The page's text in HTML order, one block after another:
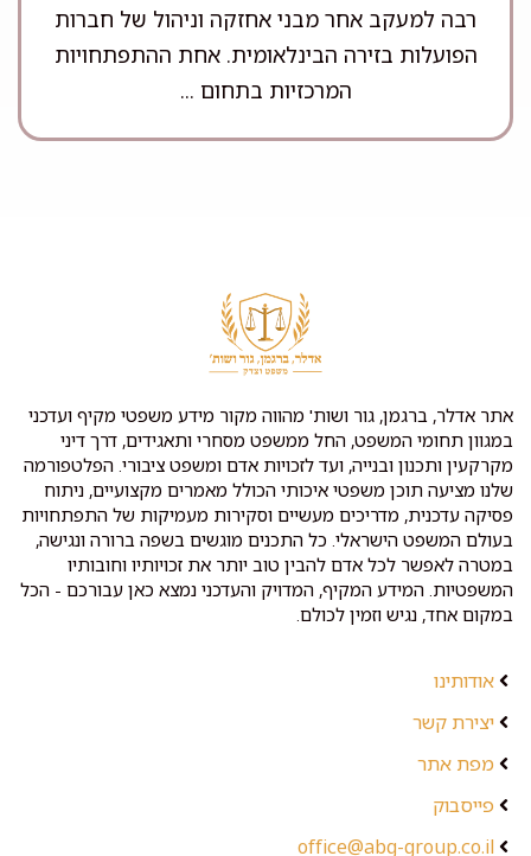
רבה למעקב אחר מבני אחזקה וניהול של חברות
הפועלות בזירה הבינלאומית. אחת ההתפתחויות
המרכזיות בתחום ...
אתר אדלר, ברגמן, גור ושות' מהווה מקור מידע משפטי מקיף ועדכני
במגוון תחומי המשפט, החל ממשפט מסחרי ותאגידים, דרך דיני
מקרקעין ותכנון ובנייה, ועד לזכויות אדם ומשפט ציבורי. הפלטפורמה
שלנו מציעה תוכן משפטי איכותי הכולל מאמרים מקצועיים, ניתוח
פסיקה עדכנית, מדריכים מעשיים וסקירות מעמיקות של התפתחויות
בעולם המשפט הישראלי. כל התכנים מוגשים בשפה ברורה ונגישה,
במטרה לאפשר לכל אדם להבין טוב יותר את זכויותיו וחובותיו
המשפטיות. המידע המקיף, המדויק והעדכני נמצא כאן עבורכם - הכל
במקום אחד, נגיש וזמין לכולם.
אודותינו
יצירת קשר
מפת אתר
פייסבוק
office@abg-group.co.il